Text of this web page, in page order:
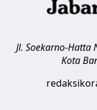
Jl. Soekarno-Hatta
Kota